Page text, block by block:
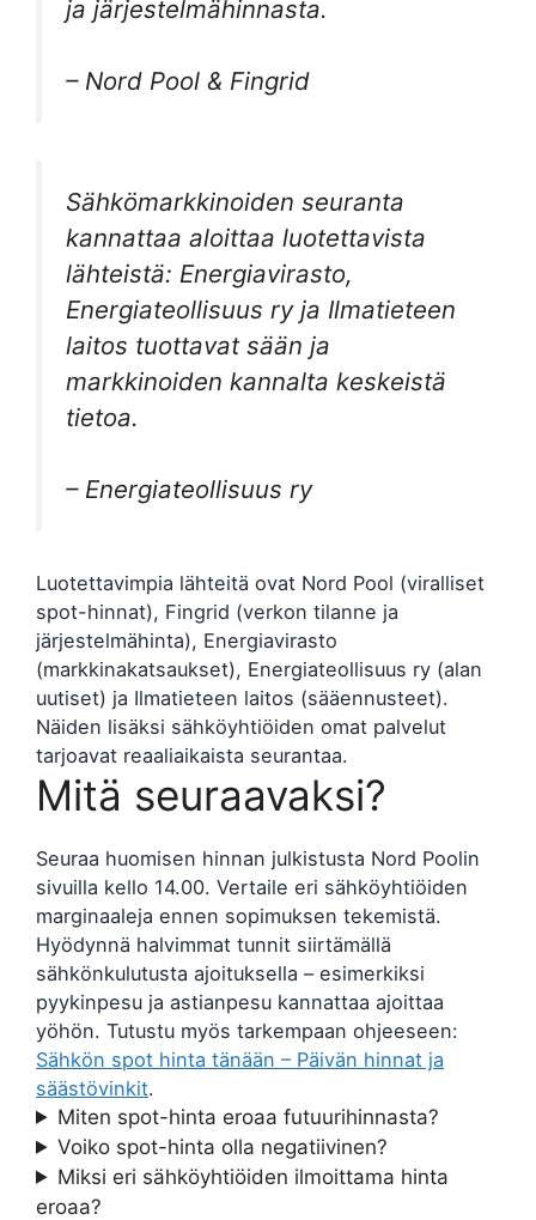
ja järjestelmähinnasta.
– Nord Pool & Fingrid
Sähkömarkkinoiden seuranta
kannattaa aloittaa luotettavista
lähteistä: Energiavirasto,
Energiateollisuus ry ja Ilmatieteen
laitos tuottavat sään ja
markkinoiden kannalta keskeistä
tietoa.
– Energiateollisuus ry
Luotettavimpia lähteitä ovat Nord Pool (viralliset
spot-hinnat), Fingrid (verkon tilanne ja
järjestelmähinta), Energiavirasto
(markkinakatsaukset), Energiateollisuus ry (alan
uutiset) ja Ilmatieteen laitos (sääennusteet).
Näiden lisäksi sähköyhtiöiden omat palvelut
tarjoavat reaaliaikaista seurantaa.
Mitä seuraavaksi?
Seuraa huomisen hinnan julkistusta Nord Poolin
sivuilla kello 14.00. Vertaile eri sähköyhtiöiden
marginaaleja ennen sopimuksen tekemistä.
Hyödynnä halvimmat tunnit siirtämällä
sähkönkulutusta ajoituksella – esimerkiksi
pyykinpesu ja astianpesu kannattaa ajoittaa
yöhön. Tutustu myös tarkempaan ohjeeseen:
Sähkön spot hinta tänään – Päivän hinnat ja
säästövinkit.
Miten spot-hinta eroaa futuurihinnasta?
Voiko spot-hinta olla negatiivinen?
Miksi eri sähköyhtiöiden ilmoittama hinta
eroaa?